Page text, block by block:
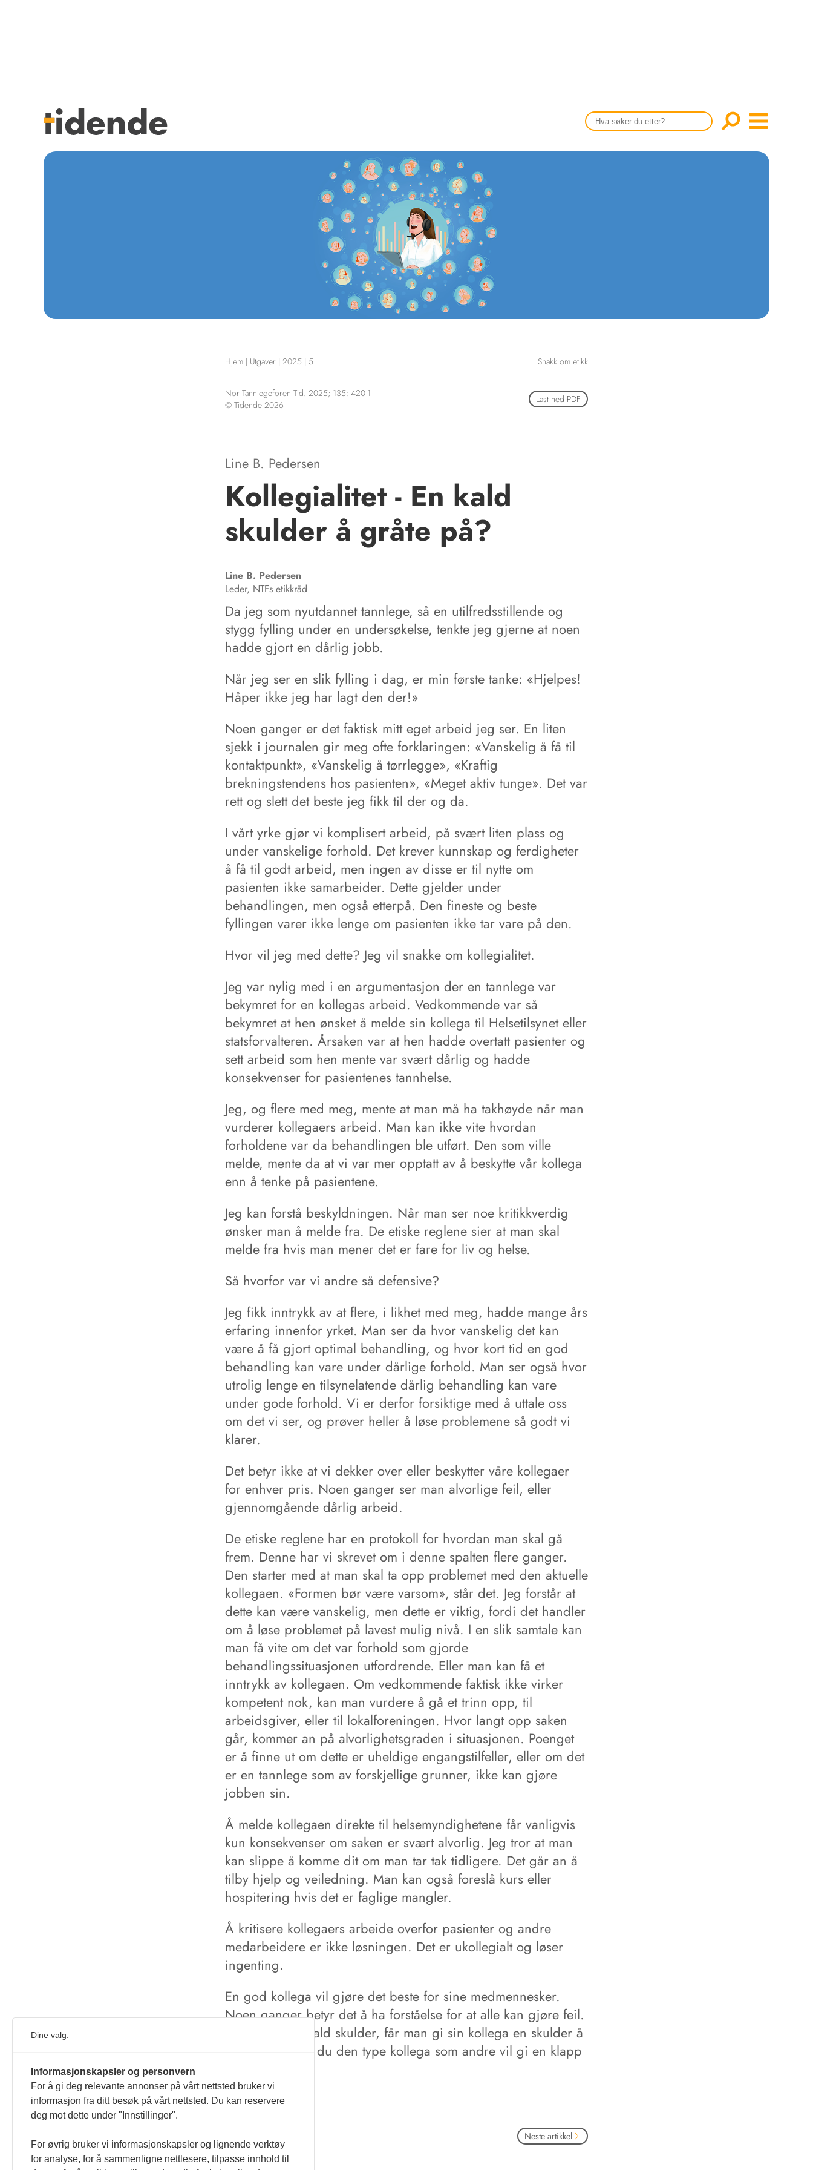
KONTAKT
OM OSS
Hjem | Utgaver | 2025 | 5 Snakk om etikk
Nor Tannlegeforen Tid. 2025; 135: 420-1
© Tidende 2026
Last ned PDF
Line B. Pedersen
Kollegialitet - En kald
skulder å gråte på?
Line B. Pedersen
Leder, NTFs etikkråd
Da jeg som nyutdannet tannlege, så en utilfredsstillende og
stygg fylling under en undersøkelse, tenkte jeg gjerne at noen
hadde gjort en dårlig jobb.
Når jeg ser en slik fylling i dag, er min første tanke: «Hjelpes!
Håper ikke jeg har lagt den der!»
Noen ganger er det faktisk mitt eget arbeid jeg ser. En liten
sjekk i journalen gir meg ofte forklaringen: «Vanskelig å få til
kontaktpunkt», «Vanskelig å tørrlegge», «Kraftig
brekningstendens hos pasienten», «Meget aktiv tunge». Det var
rett og slett det beste jeg fikk til der og da.
I vårt yrke gjør vi komplisert arbeid, på svært liten plass og
under vanskelige forhold. Det krever kunnskap og ferdigheter
å få til godt arbeid, men ingen av disse er til nytte om
pasienten ikke samarbeider. Dette gjelder under
behandlingen, men også etterpå. Den fineste og beste
fyllingen varer ikke lenge om pasienten ikke tar vare på den.
Hvor vil jeg med dette? Jeg vil snakke om kollegialitet.
Jeg var nylig med i en argumentasjon der en tannlege var
bekymret for en kollegas arbeid. Vedkommende var så
bekymret at hen ønsket å melde sin kollega til Helsetilsynet eller
statsforvalteren. Årsaken var at hen hadde overtatt pasienter og
sett arbeid som hen mente var svært dårlig og hadde
konsekvenser for pasientenes tannhelse.
Jeg, og flere med meg, mente at man må ha takhøyde når man
vurderer kollegaers arbeid. Man kan ikke vite hvordan
forholdene var da behandlingen ble utført. Den som ville
melde, mente da at vi var mer opptatt av å beskytte vår kollega
enn å tenke på pasientene.
Jeg kan forstå beskyldningen. Når man ser noe kritikkverdig
ønsker man å melde fra. De etiske reglene sier at man skal
melde fra hvis man mener det er fare for liv og helse.
Så hvorfor var vi andre så defensive?
Jeg fikk inntrykk av at flere, i likhet med meg, hadde mange års
erfaring innenfor yrket. Man ser da hvor vanskelig det kan
være å få gjort optimal behandling, og hvor kort tid en god
behandling kan vare under dårlige forhold. Man ser også hvor
utrolig lenge en tilsynelatende dårlig behandling kan vare
under gode forhold. Vi er derfor forsiktige med å uttale oss
om det vi ser, og prøver heller å løse problemene så godt vi
klarer.
Det betyr ikke at vi dekker over eller beskytter våre kollegaer
for enhver pris. Noen ganger ser man alvorlige feil, eller
gjennomgående dårlig arbeid.
De etiske reglene har en protokoll for hvordan man skal gå
frem. Denne har vi skrevet om i denne spalten flere ganger.
Den starter med at man skal ta opp problemet med den aktuelle
kollegaen. «Formen bør være varsom», står det. Jeg forstår at
dette kan være vanskelig, men dette er viktig, fordi det handler
om å løse problemet på lavest mulig nivå. I en slik samtale kan
man få vite om det var forhold som gjorde
behandlingssituasjonen utfordrende. Eller man kan få et
inntrykk av kollegaen. Om vedkommende faktisk ikke virker
kompetent nok, kan man vurdere å gå et trinn opp, til
arbeidsgiver, eller til lokalforeningen. Hvor langt opp saken
går, kommer an på alvorlighetsgraden i situasjonen. Poenget
er å finne ut om dette er uheldige engangstilfeller, eller om det
er en tannlege som av forskjellige grunner, ikke kan gjøre
jobben sin.
Å melde kollegaen direkte til helsemyndighetene får vanligvis
kun konsekvenser om saken er svært alvorlig. Jeg tror at man
kan slippe å komme dit om man tar tak tidligere. Det går an å
tilby hjelp og veiledning. Man kan også foreslå kurs eller
hospitering hvis det er faglige mangler.
Å kritisere kollegaers arbeide overfor pasienter og andre
medarbeidere er ikke løsningen. Det er ukollegialt og løser
ingenting.
En god kollega vil gjøre det beste for sine medmennesker.
Noen ganger betyr det å ha forståelse for at alle kan gjøre feil.
I stedet for en kald skulder, får man gi sin kollega en skulder å
gråte på. Da er du den type kollega som andre vil gi en klapp
Neste artikkel
Dine valg:
Informasjonskapsler og personvern
For å gi deg relevante annonser på vårt nettsted bruker vi
informasjon fra ditt besøk på vårt nettsted. Du kan reservere
deg mot dette under "Innstillinger".
For øvrig bruker vi informasjonskapsler og lignende verktøy
for analyse, for å sammenligne nettlesere, tilpasse innhold til